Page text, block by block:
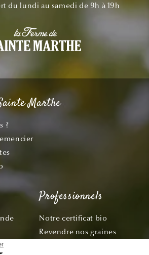
du lundi au samedi de 9h à 19h
Marthe
?
Professionnels
Notre certificat bio
Revendre nos graines